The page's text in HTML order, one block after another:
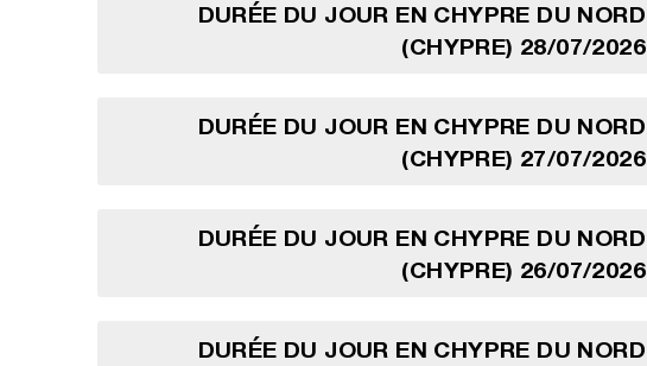
DURÉE DU JOUR EN CHYPRE DU NORD
(CHYPRE) 28/07/2026
DURÉE DU JOUR EN CHYPRE DU NORD
(CHYPRE) 27/07/2026
DURÉE DU JOUR EN CHYPRE DU NORD
(CHYPRE) 26/07/2026
DURÉE DU JOUR EN CHYPRE DU NORD